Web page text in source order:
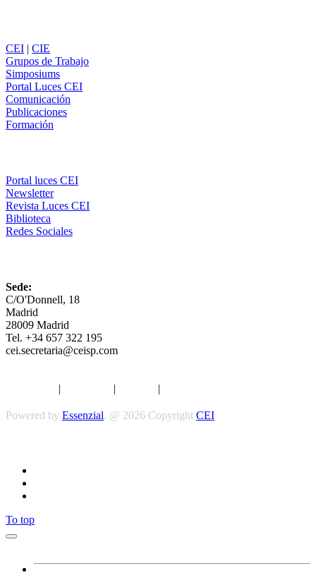
CEI | CIE
Grupos de Trabajo
Simposiums
Portal Luces CEI
Comunicación
Publicaciones
Formación
Portal luces CEI
Newsletter
Revista Luces CEI
Biblioteca
Redes Sociales
Sede:
C/O'Donnell, 18
Madrid
28009 Madrid
Tel. +34 657 322 195
cei.secretaria@ceisp.com
| | |
Powered by Essenzial. @ 2026 Copyright CEI
To top